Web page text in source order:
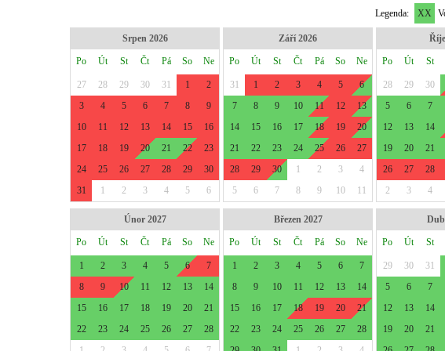
Legenda: XX
Srpen 2026
Po Út St Čt Pá So Ne
27 28 29 30 31 1
2
3
4 5 6 7 8
9
10
11 12 13 14 15
16
17
18 19 20 21 22
23
24
25 26 27 28 29
30
31
1 2 3 4 5 6
Září 2026
Po Út St Čt Pá So Ne
31 1 2 3 4 5
6
7
8 9 10 11 12
13
14
15 16 17 18 19
20
21
22 23 24 25 26
27
28
29 30 1 2 3
4
5
6 7 8 9 10 11
Po Út St
28 29 30
5
6 7
12
13 14
19
20 21
26
27 28
2
3 4
Únor 2027
Po Út St Čt Pá So Ne
1 2 3 4 5 6
7
8
9 10 11 12 13
14
15
16 17 18 19 20
21
22
23 24 25 26 27
28
Březen 2027
Po Út St Čt Pá So Ne
1 2 3 4 5 6
7
8
9 10 11 12 13
14
15
16 17 18 19 20
21
22
23 24 25 26 27
28
Po Út St
29 30 31
5
6 7
12
13 14
19
20 21